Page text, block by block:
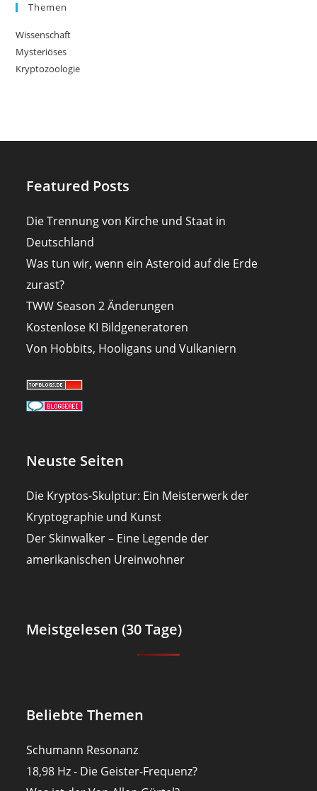
Themen
Wissenschaft
Mysteriöses
Kryptozoologie
Featured Posts
Die Trennung von Kirche und Staat in
Deutschland
Was tun wir, wenn ein Asteroid auf die Erde
zurast?
TWW Season 2 Änderungen
Kostenlose KI Bildgeneratoren
Von Hobbits, Hooligans und Vulkaniern
Neuste Seiten
Die Kryptos-Skulptur: Ein Meisterwerk der
Kryptographie und Kunst
Der Skinwalker – Eine Legende der
amerikanischen Ureinwohner
Meistgelesen (30 Tage)
Beliebte Themen
Schumann Resonanz
18,98 Hz - Die Geister-Frequenz?